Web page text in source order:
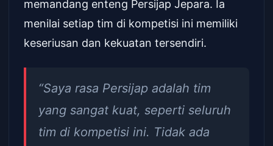
memandang enteng Persijap Jepara. Ia
menilai setiap tim di kompetisi ini memiliki
keseriusan dan kekuatan tersendiri.
“Saya rasa Persijap adalah tim
yang sangat kuat, seperti seluruh
tim di kompetisi ini. Tidak ada